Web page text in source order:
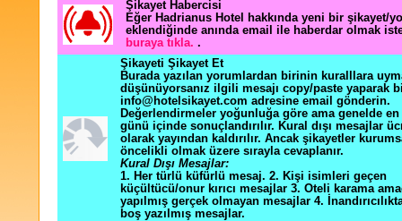
Şikayet Habercisi
Eğer Hadrianus Hotel hakkında yeni bir şikayet/
eklendiğinde anında email ile haberdar olmak
buraya tıkla. .
Şikayeti Şikayet Et
Burada yazılan yorumlardan birinin kuralllara
düşünüyorsanız ilgili mesajı copy/paste yaparak
info@hotelsikayet.com adresine email gönderin.
Değerlendirmeler yoğunluğa göre ama genelde
günü içinde sonuçlandırılır. Kural dışı mesajlar
olarak yayından kaldırılır. Ancak şikayetler
öncelikli olmak üzere sırayla cevaplanır.
Kural Dışı Mesajlar:
1. Her türlü küfürlü mesaj. 2. Kişi isimleri geçen
küçültücü/onur kırıcı mesajlar 3. Oteli karama
yapılmış gerçek olmayan mesajlar 4.
boş yazılmış mesajlar.